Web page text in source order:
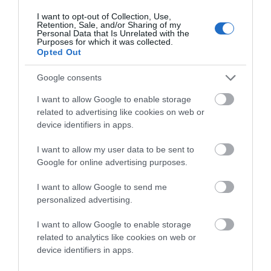
I want to opt-out of Collection, Use,
Retention, Sale, and/or Sharing of my
Personal Data that Is Unrelated with the
Purposes for which it was collected.
Opted Out
Google consents
I want to allow Google to enable storage
related to advertising like cookies on web or
device identifiers in apps.
I want to allow my user data to be sent to
Google for online advertising purposes.
I want to allow Google to send me
personalized advertising.
I want to allow Google to enable storage
related to analytics like cookies on web or
device identifiers in apps.
Χρησιμοποίησε εξ αρχής ως «όχημα» της μεγαλόπνοης
πολιτιστικής διαδρομής του την σπουδαία ελληνική
ποίηση της γενιάς του ΄30. Πήρε τα ποιήματα και τα
έντυσε με όλα τα δυναμικά στοιχεία της διαχρονικής
ελληνικής μουσικής (δημοτικό τραγούδι, βυζαντινό
μέλος, ρεμπέτικη μουσική, λαϊκό τραγούδι). Έτσι, μεταξύ
1957 και 1964 μελοποίησε μερικούς από τους